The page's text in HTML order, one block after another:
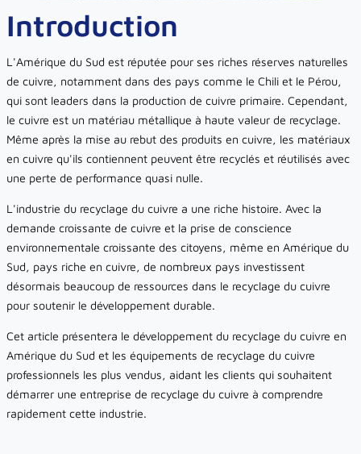
Introduction
L'Amérique du Sud est réputée pour ses riches réserves naturelles
de cuivre, notamment dans des pays comme le Chili et le Pérou,
qui sont leaders dans la production de cuivre primaire. Cependant,
le cuivre est un matériau métallique à haute valeur de recyclage.
Même après la mise au rebut des produits en cuivre, les matériaux
en cuivre qu'ils contiennent peuvent être recyclés et réutilisés avec
une perte de performance quasi nulle.
L'industrie du recyclage du cuivre a une riche histoire. Avec la
demande croissante de cuivre et la prise de conscience
environnementale croissante des citoyens, même en Amérique du
Sud, pays riche en cuivre, de nombreux pays investissent
désormais beaucoup de ressources dans le recyclage du cuivre
pour soutenir le développement durable.
Cet article présentera le développement du recyclage du cuivre en
Amérique du Sud et les équipements de recyclage du cuivre
professionnels les plus vendus, aidant les clients qui souhaitent
démarrer une entreprise de recyclage du cuivre à comprendre
rapidement cette industrie.